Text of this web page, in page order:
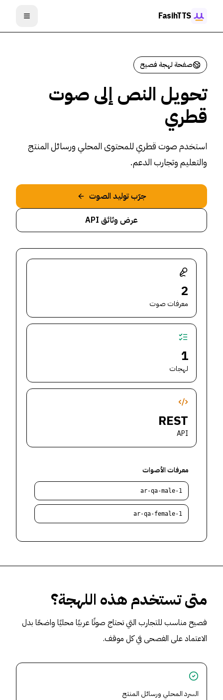
FasihTTS
فتح
صفحة لهجة فصيح
تحويل النص إلى صوت
قطري
استخدم صوت قطري للمحتوى المحلي ورسائل المنتج
والتعليم وتجارب الدعم.
جرّب توليد الصوت
عرض وثائق API
2
معرفات صوت
1
لهجات
REST
API
معرفات الأصوات
ar-qa-male-1
ar-qa-female-1
متى تستخدم هذه اللهجة؟
فصيح مناسب للتجارب التي تحتاج صوتًا عربيًا محليًا واضحًا بدل
الاعتماد على الفصحى في كل موقف.
السرد المحلي ورسائل المنتج